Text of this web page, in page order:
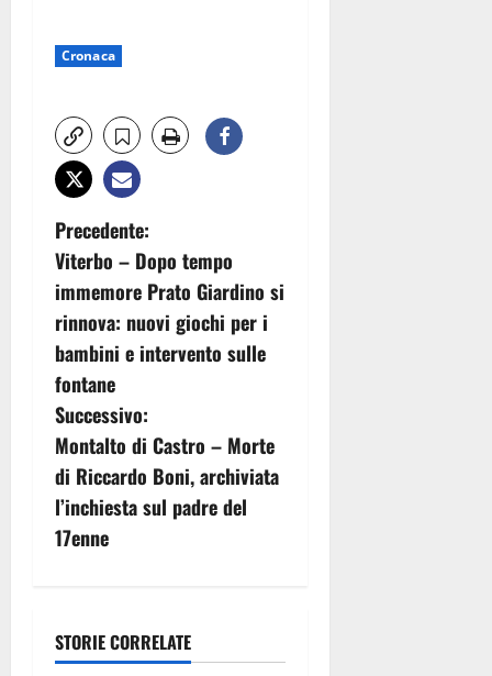
Cronaca
N
a
v
i
g
a
z
i
n
Precedente:
Viterbo – Dopo tempo
immemore Prato Giardino si
rinnova: nuovi giochi per i
bambini e intervento sulle
fontane
Successivo:
Montalto di Castro – Morte
di Riccardo Boni, archiviata
l’inchiesta sul padre del
17enne
STORIE CORRELATE